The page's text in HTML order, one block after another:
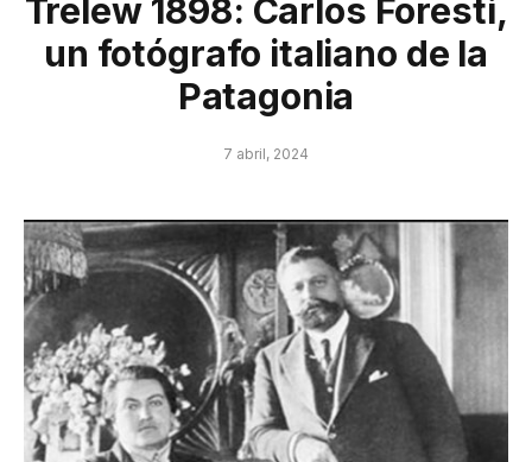
Trelew 1898: Carlos Foresti,
un fotógrafo italiano de la
Patagonia
7 abril, 2024